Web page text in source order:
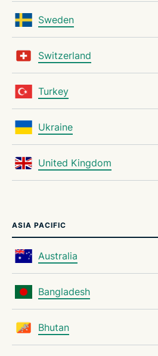
Sweden
Switzerland
Turkey
Ukraine
United Kingdom
ASIA PACIFIC
Australia
Bangladesh
Bhutan